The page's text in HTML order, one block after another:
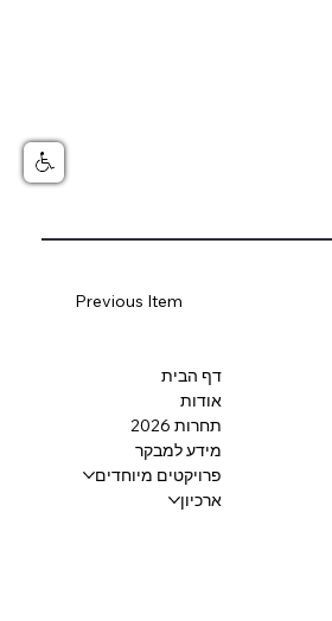
Previous Item
דף הבית
אודות
תחרות 2026
מידע למבקר
פרויקטים מיוחדים
ארכיון